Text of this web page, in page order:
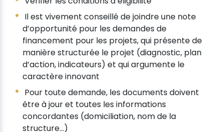
Il est vivement conseillé de joindre une note
d’opportunité pour les demandes de
financement pour les projets, qui présente de
manière structurée le projet (diagnostic, plan
d’action, indicateurs) et qui argumente le
caractère innovant
Pour toute demande, les documents doivent
être à jour et toutes les informations
concordantes (domiciliation, nom de la
structure…)